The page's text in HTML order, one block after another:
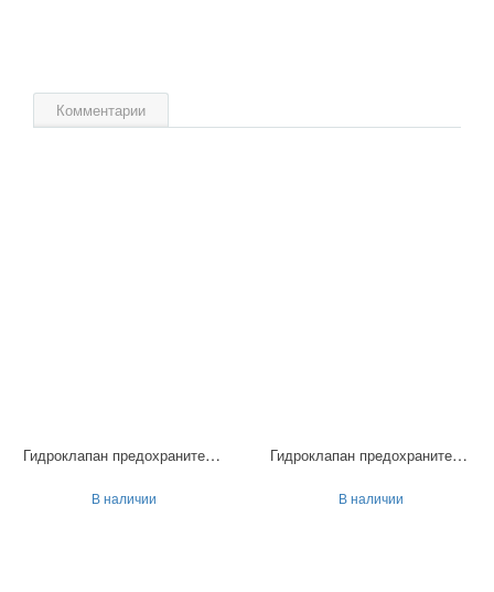
Комментарии
Гидроклапан предохранительный МКПВ-25/3Ф10П
В наличии
Гидроклапан предохранительный МКПВ-16/3Ф2П
В наличии